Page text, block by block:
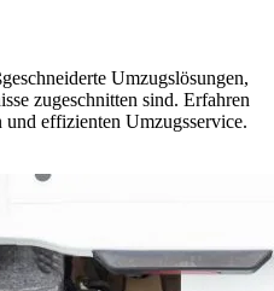
Umzugslösungen,
zugeschnitten sind. Erfahren
und effizienten Umzugsservice.